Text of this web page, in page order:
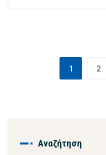
1 2
Αναζήτηση